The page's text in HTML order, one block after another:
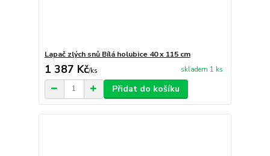
Lapač zlých snů Bílá holubice 40 x 115 cm
1 387 Kč/ks skladem 1 ks
Přidat do košíku